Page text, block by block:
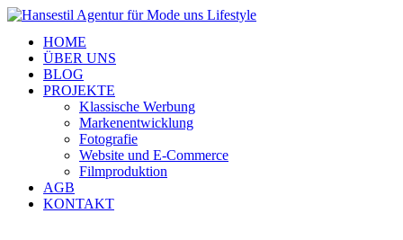
HOME
ÜBER UNS
BLOG
PROJEKTE
Klassische Werbung
Markenentwicklung
Fotografie
Website und E-Commerce
Filmproduktion
AGB
KONTAKT